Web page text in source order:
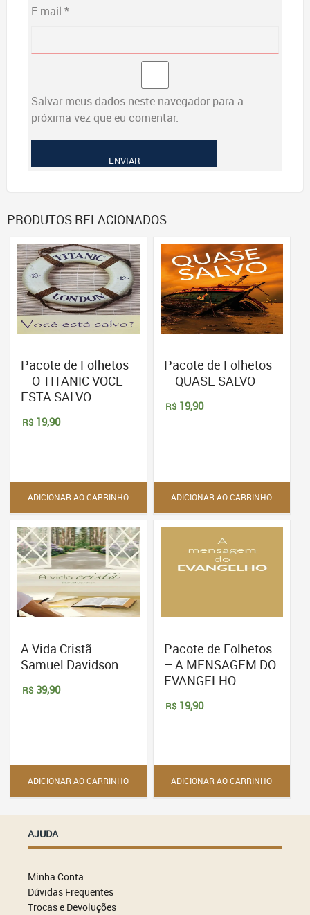
E-mail *
Salvar meus dados neste navegador para a
próxima vez que eu comentar.
PRODUTOS RELACIONADOS
Pacote de Folhetos
– O TITANIC VOCE
ESTA SALVO
R$ 19,90
ADICIONAR AO CARRINHO
Pacote de Folhetos
– QUASE SALVO
R$ 19,90
ADICIONAR AO CARRINHO
A Vida Cristã –
Samuel Davidson
R$ 39,90
ADICIONAR AO CARRINHO
Pacote de Folhetos
– A MENSAGEM DO
EVANGELHO
R$ 19,90
ADICIONAR AO CARRINHO
AJUDA
Minha Conta
Dúvidas Frequentes
Trocas e Devoluções